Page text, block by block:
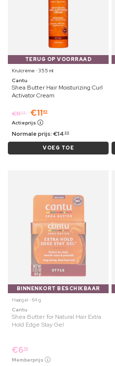
TERUG OP VOORRAAD
Krulcrème ⋅ 355 ml
Cantu
Shea Butter Hair Moisturizing Curl
Activator Cream
€11 99 €11 63
Actieprijs
Normale prijs:€14 99
VOEG TOE
BINNENKORT BESCHIKBAAR
Haargel ⋅ 64 g
Cantu
Shea Butter for Natural Hair Extra
Hold Edge Stay Gel
€6 59
Memberprijs